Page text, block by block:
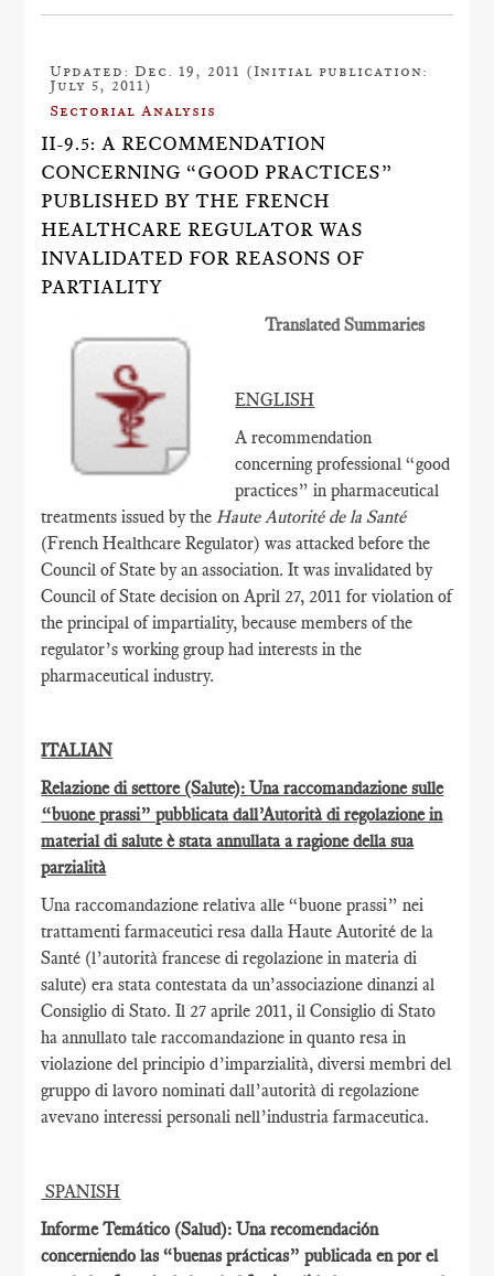
Updated: Dec. 19, 2011 (Initial publication:
July 5, 2011)
Sectorial Analysis
II-9.5: A RECOMMENDATION
CONCERNING “GOOD PRACTICES”
PUBLISHED BY THE FRENCH
HEALTHCARE REGULATOR WAS
INVALIDATED FOR REASONS OF
PARTIALITY
Translated Summaries
ENGLISH
A recommendation
concerning professional “good
practices” in pharmaceutical
treatments issued by theHaute Autorité de la Santé
(French Healthcare Regulator) was attacked before the
Council of State by an association. It was invalidated by
Council of State decision on April 27, 2011 for violation of
the principal of impartiality, because members of the
regulator’s working group had interests in the
pharmaceutical industry.
ITALIAN
Relazione di settore (Salute): Una raccomandazione sulle
“buone prassi” pubblicata dall’Autorità di regolazione in
material di salute è stata annullata a ragione della sua
parzialità
Una raccomandazione relativa alle “buone prassi” nei
trattamenti farmaceutici resa dalla Haute Autorité de la
Santé (l’autorità francese di regolazione in materia di
salute) era stata contestata da un’associazione dinanzi al
Consiglio di Stato. Il 27 aprile 2011, il Consiglio di Stato
ha annullato tale raccomandazione in quanto resa in
violazione del principio d’imparzialità, diversi membri del
gruppo di lavoro nominati dall’autorità di regolazione
avevano interessi personali nell’industria farmaceutica.
SPANISH
Informe Temático (Salud): Una recomendación
concerniendo las “buenas prácticas” publicada en por el